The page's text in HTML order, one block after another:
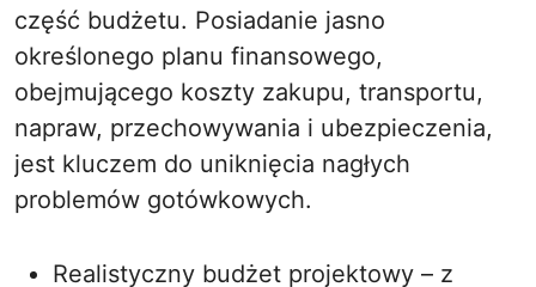
część budżetu. Posiadanie jasno
określonego planu finansowego,
obejmującego koszty zakupu, transportu,
napraw, przechowywania i ubezpieczenia,
jest kluczem do uniknięcia nagłych
problemów gotówkowych.
Realistyczny budżet projektowy – z